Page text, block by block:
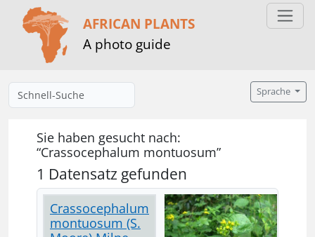
AFRICAN PLANTS
A photo guide
Sprache
Sie haben gesucht nach:
“Crassocephalum montuosum”
1 Datensatz gefunden
Crassocephalum
montuosum (S.